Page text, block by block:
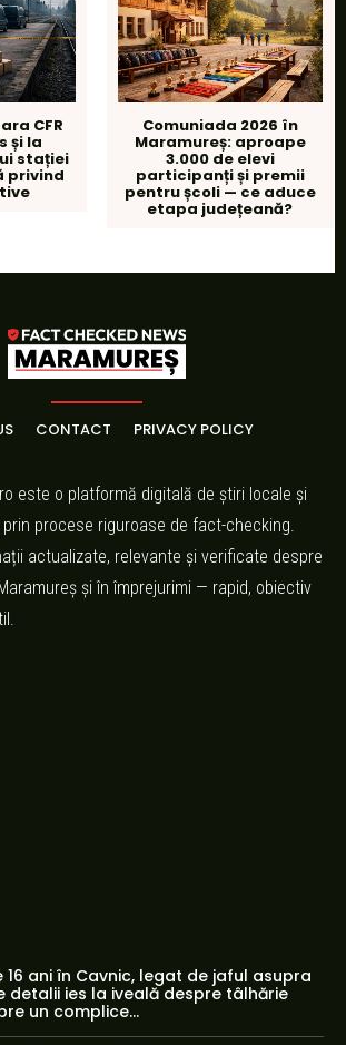
CFR
și la
stației
privind
Comuniada 2026 în
Maramureș: aproape
3.000 de elevi
participanți și premii
pentru școli — ce aduce
etapa județeană?
CONTACT PRIVACY POLICY
este o platformă digitală de știri locale și
procese riguroase de fact-checking.
actualizate, relevante și verificate despre
și în împrejurimi — rapid, obiectiv
ani în Cavnic, legat de jaful asupra
detalii ies la iveală despre tâlhărie
un complice...